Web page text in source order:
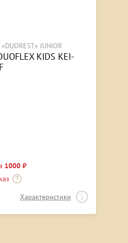
JUNIOR
KIDS KEI-
1000 ₽
Характеристики